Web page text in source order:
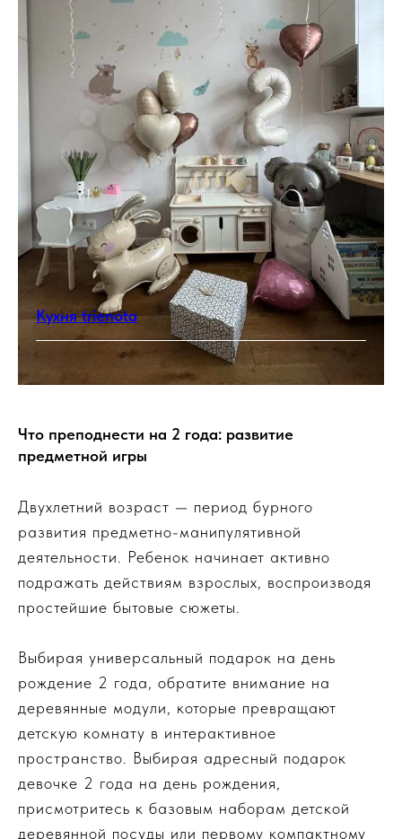
Кухня trienota
Что преподнести на 2 года: развитие
предметной игры
Двухлетний возраст — период бурного
развития предметно-манипулятивной
деятельности. Ребенок начинает активно
подражать действиям взрослых, воспроизводя
простейшие бытовые сюжеты.
Выбирая универсальный подарок на день
рождение 2 года, обратите внимание на
деревянные модули, которые превращают
детскую комнату в интерактивное
пространство. Выбирая адресный подарок
девочке 2 года на день рождения,
присмотритесь к базовым наборам детской
деревянной посуды или первому компактному